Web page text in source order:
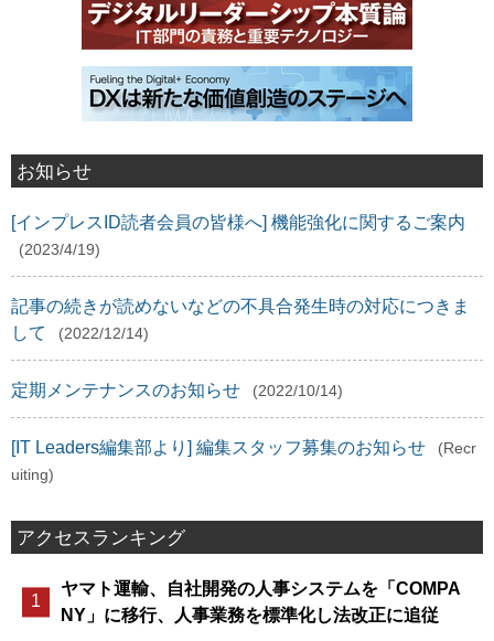
お知らせ
[インプレスID読者会員の皆様へ] 機能強化に関するご案内
(2023/4/19)
記事の続きが読めないなどの不具合発生時の対応につきま
して
(2022/12/14)
定期メンテナンスのお知らせ (2022/10/14)
[IT Leaders編集部より] 編集スタッフ募集のお知らせ
(Recr
uiting)
アクセスランキング
ヤマト運輸、自社開発の人事システムを「COMPA
NY」に移行、人事業務を標準化し法改正に追従